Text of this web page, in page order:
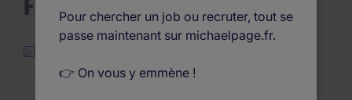
Pour chercher un job ou recruter, tout se
passe maintenant sur michaelpage.fr.
👉 On vous y emmène !